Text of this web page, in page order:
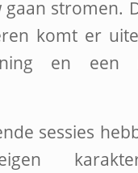
gaan stromen.
komt er
en een
sessies